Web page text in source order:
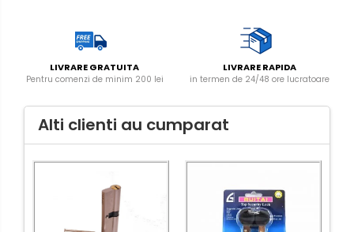
LIVRARE GRATUITA
Pentru comenzi de minim 200 lei
LIVRARE RAPIDA
in termen de 24/48 ore lucratoare
Alti clienti au cumparat